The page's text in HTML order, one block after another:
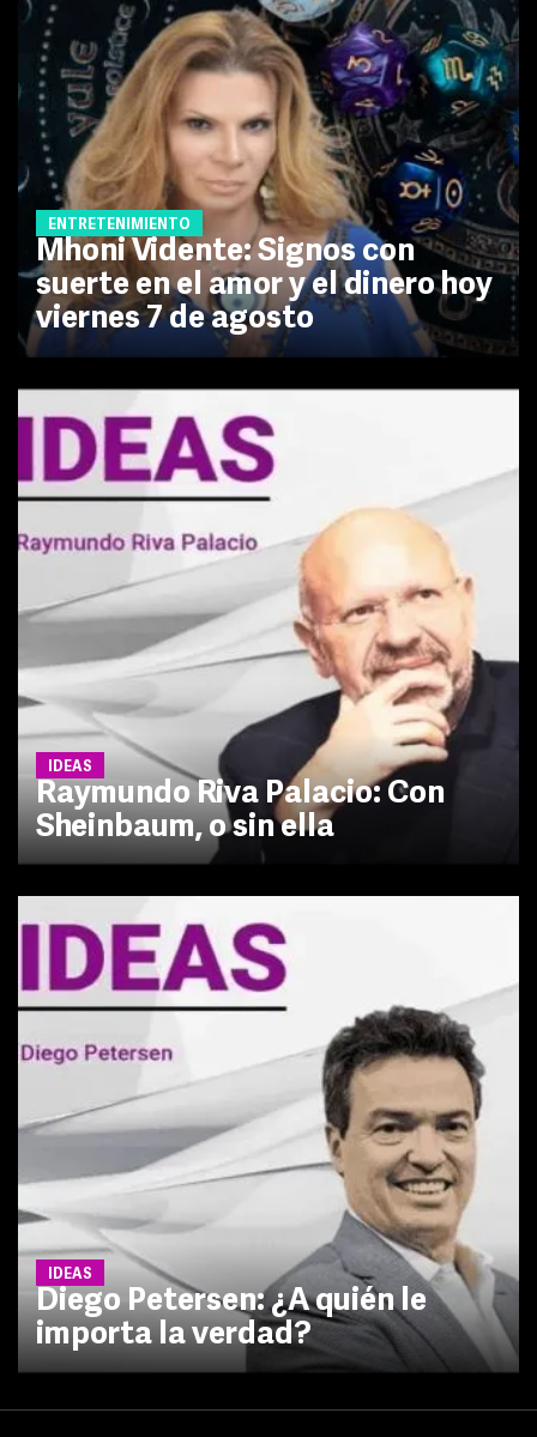
ENTRETENIMIENTO
Mhoni Vidente: Signos con
suerte en el amor y el dinero hoy
viernes 7 de agosto
IDEAS
Raymundo Riva Palacio: Con
Sheinbaum, o sin ella
IDEAS
Diego Petersen: ¿A quién le
importa la verdad?